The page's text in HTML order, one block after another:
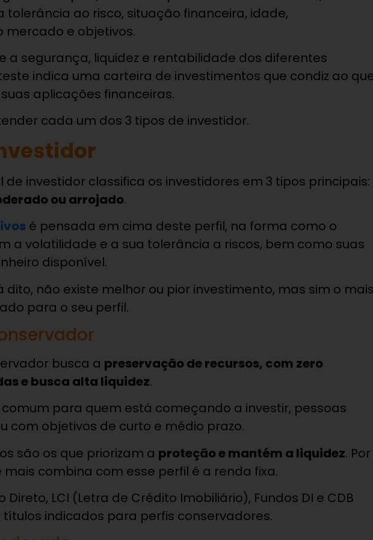
tolerância ao risco, situação financeira, idade,
mercado e objetivos.
a segurança, liquidez e rentabilidade dos diferentes
indica uma carteira de investimentos que condiz ao
aplicações financeiras.
cada um dos 3 tipos de investidor.
de investidor classifica os investidores em 3 tipos principais:
ou arrojado.
é pensada em cima deste perfil, na forma como o
a volatilidade e a sua tolerância a riscos, bem como suas
disponível.
dito, não existe melhor ou pior investimento, mas sim o
para o seu perfil.
busca a preservação de recursos, com zero
e busca alta liquidez.
comum para quem está começando a investir, pessoas
com objetivos de curto e médio prazo.
são os que priorizam a proteção e mantém a liquidez. Por
mais combina com esse perfil é a renda fixa.
Direto, LCI (Letra de Crédito Imobiliário), Fundos DI e CDB
indicados para perfis conservadores.